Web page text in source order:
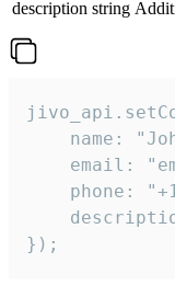
description string
name:
email:
phone:
});